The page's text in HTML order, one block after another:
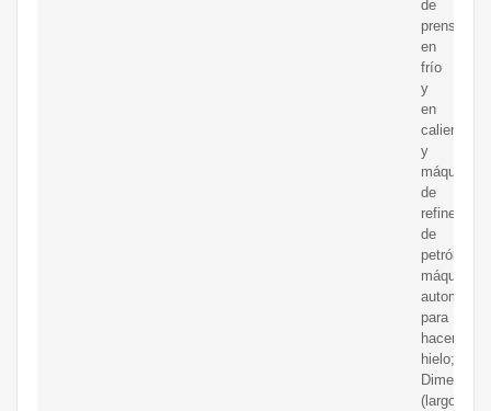
de
prensado
en
frío
y
en
caliente
y
máquina
de
refinería
de
petróleo,
máquina
automática
para
hacer
hielo;
Dimensión
(largo